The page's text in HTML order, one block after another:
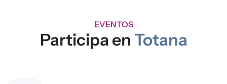
EVENTOS
Participa en Totana